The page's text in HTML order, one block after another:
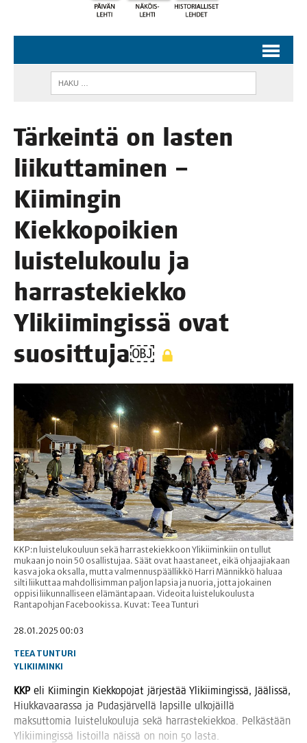
Tär­kein­tä on las­ten
lii­kut­ta­mi­nen –
Kii­min­gin
Kiek­ko­poi­kien
luis­te­lu­kou­lu ja
har­ras­te­kiek­ko
Yli­kii­min­gis­sä ovat
suosittuja￼
KKP:n luistelukouluun sekä harrastekiekkoon Ylikiiminkiin on tullut
mukaan jo noin 50 osallistujaa. Säät ovat haastaneet, eikä ohjaajiakaan
kasva joka oksalla, mutta valmennuspäällikkö Harri Männikkö haluaa
silti liikuttaa mahdollisimman paljon lapsia ja nuoria, jotta jokainen
oppisi liikunnalliseen elämäntapaan. Videoita luistelukoulusta
Rantapohjan Facebookissa. Kuvat: Teea Tunturi
28.01.2025 00:03
TEEA TUNTURI
YLIKIIMINKI
KKP eli Kii­min­gin Kiek­ko­po­jat jär­jes­tää Yli­kii­min­gis­sä, Jää­lis­sä,
Hiuk­ka­vaa­ras­sa ja Pudas­jär­vel­lä lap­sil­le ulko­jäil­lä
mak­sut­to­mia luis­te­lu­kou­lu­ja sekä har­ras­te­kiek­koa. Pel­käs­tään
Yli­kii­min­gis­sä lis­toil­la näis­sä on noin 50 lasta.